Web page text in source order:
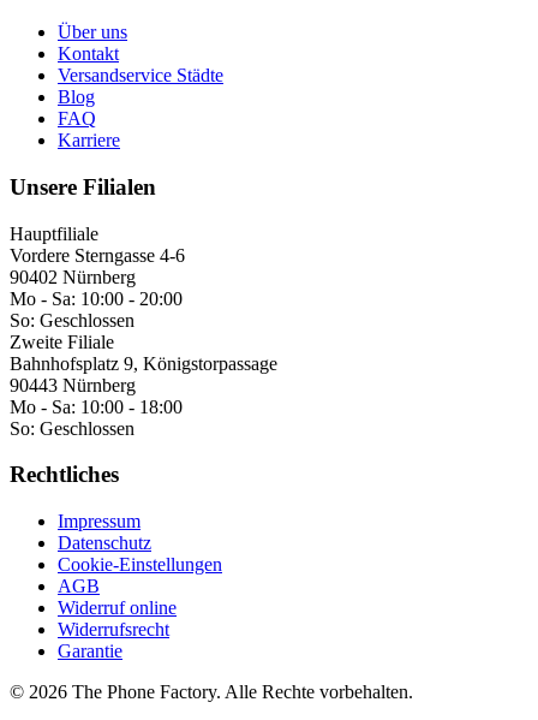
Über uns
Kontakt
Versandservice Städte
Blog
FAQ
Karriere
Unsere Filialen
Hauptfiliale
Vordere Sterngasse 4-6
90402 Nürnberg
Mo - Sa: 10:00 - 20:00
So: Geschlossen
Zweite Filiale
Bahnhofsplatz 9, Königstorpassage
90443 Nürnberg
Mo - Sa: 10:00 - 18:00
So: Geschlossen
Rechtliches
Impressum
Datenschutz
Cookie-Einstellungen
AGB
Widerruf online
Widerrufsrecht
Garantie
© 2026 The Phone Factory. Alle Rechte vorbehalten.